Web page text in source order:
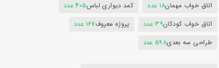
اتاق خواب مهمان18 عدد کمد دیواری لباس405 عدد
اتاق خواب کودکان39 عدد پروژه معروف167 عدد
طراحی سه بعدی598 عدد